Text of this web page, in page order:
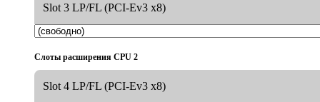
Slot 3 LP/FL (PCI-Ev3 x8)
Слоты расширения CPU 2
Slot 4 LP/FL (PCI-Ev3 x8)